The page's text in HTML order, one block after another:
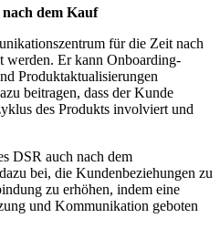
dem Kauf
für die Zeit nach
werden. Er kann Onboarding-
Produktaktualisierungen
beitragen, dass der Kunde
des Produkts involviert und
DSR auch nach dem
bei, die Kundenbeziehungen zu
zu erhöhen, indem eine
und Kommunikation geboten